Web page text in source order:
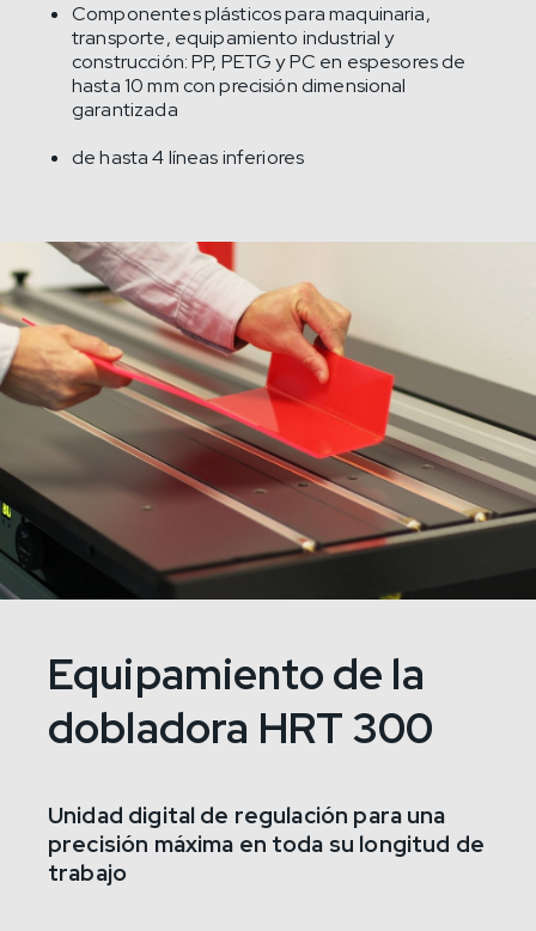
Componentes plásticos para maquinaria,
transporte, equipamiento industrial y
construcción: PP, PETG y PC en espesores de
hasta 10 mm con precisión dimensional
garantizada
de hasta 4 líneas inferiores
Equipamiento de la
dobladora HRT 300
Unidad digital de regulación para una
precisión máxima en toda su longitud de
trabajo